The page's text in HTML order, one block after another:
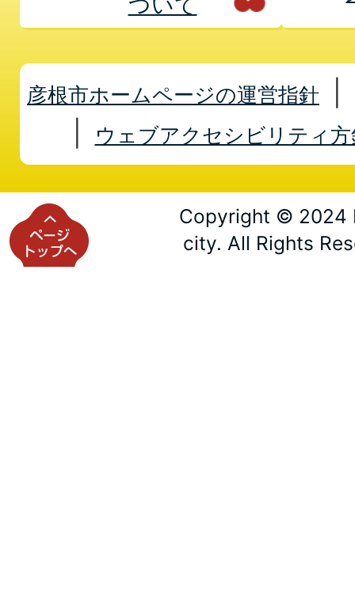
彦根市ホームページの運営指針
ウェブアクセシビリティ方
Copyright © 2024
city. All Rights